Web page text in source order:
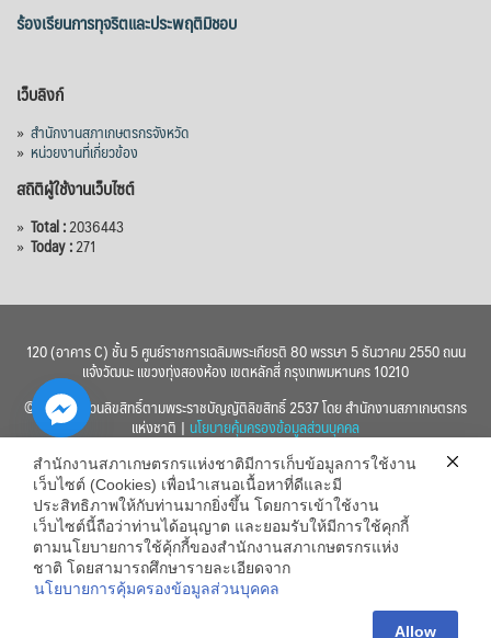
ชลประทานกว่า 87,700 ไร่ เพิ่ม
View on Facebook
ร้องเรียนการทุจริตและประพฤติมิชอบ
เว็บลิงก์
» สำนักงานสภาเกษตรกรจังหวัด
» หน่วยงานที่เกี่ยวข้อง
สถิติผู้ใช้งานเว็บไซต์
» Total :2036443
» Today :271
120 (อาคาร C) ชั้น 5 ศูนย์ราชการเฉลิมพระเกียรติ 80 พรรษา 5 ธันวาคม 2550 ถนน
แจ้งวัฒนะ แขวงทุ่งสองห้อง เขตหลักสี่ กรุงเทพมหานคร 10210
© 2560 สงวนลิขสิทธิ์ตามพระราชบัญญัติลิขสิทธิ์ 2537 โดย สำนักงานสภาเกษตรกร
แห่งชาติ | นโยบายคุ้มครองข้อมูลส่วนบุคคล
สำนักงานสภาเกษตรกรแห่งชาติมีการเก็บข้อมูลการใช้งาน
เว็บไซต์ (Cookies) เพื่อนำเสนอเนื้อหาที่ดีและมี
ประสิทธิภาพให้กับท่านมากยิ่งขึ้น โดยการเข้าใช้งาน
เว็บไซต์นี้ถือว่าท่านได้อนุญาต และยอมรับให้มีการใช้คุกกี้
ตามนโยบายการใช้คุ้กกี้ของสำนักงานสภาเกษตรกรแห่ง
ชาติ โดยสามารถศึกษารายละเอียดจาก
นโยบายการคุ้มครองข้อมูลส่วนบุคคล
Allow
Hide
chaty